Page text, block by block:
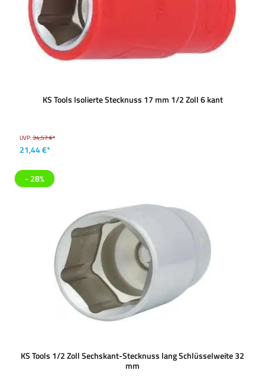
KS Tools Isolierte Stecknuss 17 mm 1/2 Zoll 6 kant
UVP:34,57 €*
21,44 €*
- 28%
KS Tools 1/2 Zoll Sechskant-Stecknuss lang Schlüsselweite 32
mm